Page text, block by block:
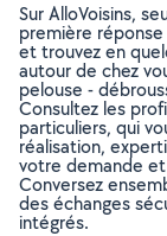
Sur AlloVoisins,
première
et trouvez en
autour de chez
pelouse -
Consultez les
particuliers, qui
réalisation,
votre demande
Conversez
des échanges
intégrés.